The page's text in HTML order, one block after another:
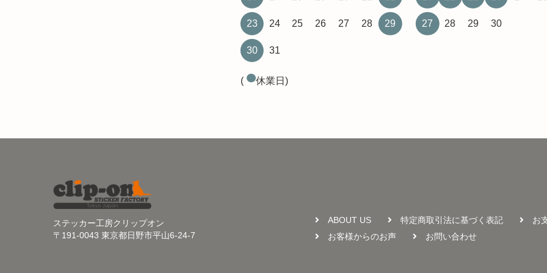
23 24 25 26 27 28 29
30 31
27 28 29 30
( 休業日)
ステッカー工房クリップオン
〒191-0043 東京都日野市平山6-24-7
ABOUT US 特定商取引法に基づく表記 お
お客様からのお声
お問い合わせ